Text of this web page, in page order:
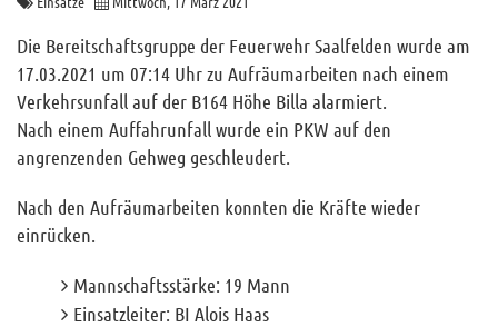
Funktionäre
Info und Tipps
Veranstaltungen
Mitgliederbereich
Home
Sitemap
Die Bereitschaftsgruppe der Feuerwehr Saalfelden wurde am
17.03.2021 um 07:14 Uhr zu Aufräumarbeiten nach einem
Verkehrsunfall auf der B164 Höhe Billa alarmiert.
Nach einem Auffahrunfall wurde ein PKW auf den
angrenzenden Gehweg geschleudert.
Nach den Aufräumarbeiten konnten die Kräfte wieder
einrücken.
Mannschaftsstärke: 19 Mann
Einsatzleiter: BI Alois Haas